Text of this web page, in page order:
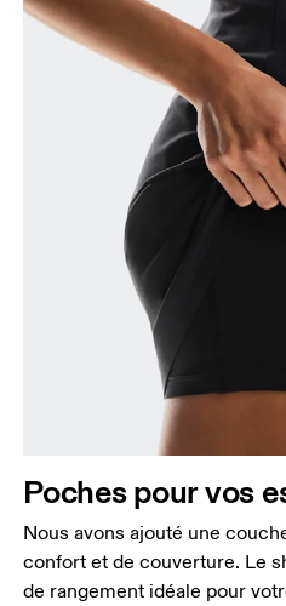
Poches pour vos
Nous avons ajouté une
confort et de couverture. Le
de rangement idéale pour